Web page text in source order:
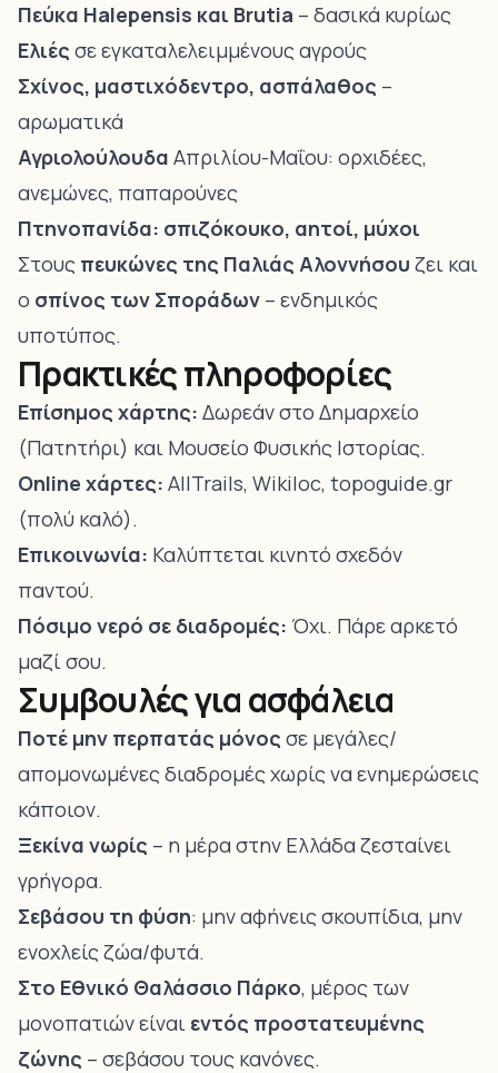
Πεύκα Halepensis και Brutia – δασικά κυρίως
Ελιές σε εγκαταλελειμμένους αγρούς
Σχίνος, μαστιχόδεντρο, ασπάλαθος –
αρωματικά
Αγριολούλουδα Απριλίου-Μαΐου: ορχιδέες,
ανεμώνες, παπαρούνες
Πτηνοπανίδα: σπιζόκουκο, αητοί, μύχοι
Στους πευκώνες της Παλιάς Αλοννήσου ζει και
ο σπίνος των Σποράδων – ενδημικός
υποτύπος.
Πρακτικές πληροφορίες
Επίσημος χάρτης: Δωρεάν στο Δημαρχείο
(Πατητήρι) και Μουσείο Φυσικής Ιστορίας.
Online χάρτες: AllTrails, Wikiloc, topoguide.gr
(πολύ καλό).
Επικοινωνία: Καλύπτεται κινητό σχεδόν
παντού.
Πόσιμο νερό σε διαδρομές: Όχι. Πάρε αρκετό
μαζί σου.
Συμβουλές για ασφάλεια
Ποτέ μην περπατάς μόνος σε μεγάλες/
απομονωμένες διαδρομές χωρίς να ενημερώσεις
κάποιον.
Ξεκίνα νωρίς – η μέρα στην Ελλάδα ζεσταίνει
γρήγορα.
Σεβάσου τη φύση: μην αφήνεις σκουπίδια, μην
ενοχλείς ζώα/φυτά.
Στο Εθνικό Θαλάσσιο Πάρκο, μέρος των
μονοπατιών είναι εντός προστατευμένης
ζώνης – σεβάσου τους κανόνες.